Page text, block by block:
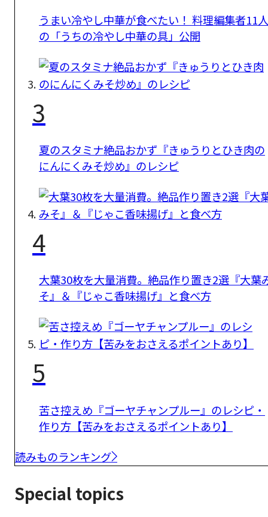
うまい冷やし中華が食べたい！ 料理編集者11人
の「うちの冷やし中華の具」公開
3
夏のスタミナ絶品おかず『きゅうりとひき肉の
にんにくみそ炒め』のレシピ
4
大葉30枚を大量消費。絶品作り置き2選『大葉
そ』＆『じゃこ香味揚げ』と食べ方
5
苦さ控えめ『ゴーヤチャンプルー』のレシピ・
作り方【苦みをおさえるポイントあり】
読みものランキング
Special topics